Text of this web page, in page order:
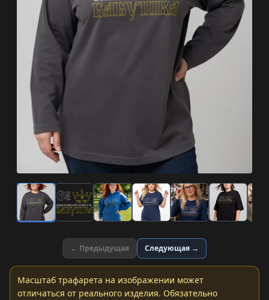
← Предыдущая Следующая →
Масштаб трафарета на изображении может
отличаться от реального изделия. Обязательно